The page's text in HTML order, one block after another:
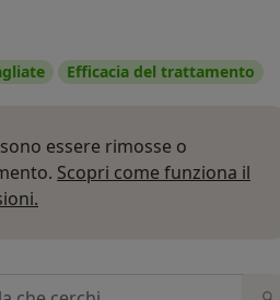
Efficacia del trattamento
essere rimosse o
Scopri come funziona il